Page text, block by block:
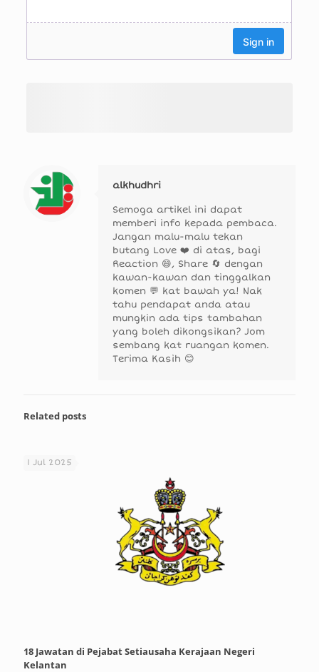
alkhudhri
Semoga artikel ini dapat
memberi info kepada pembaca.
Jangan malu-malu tekan
butang Love ❤️ di atas, bagi
Reaction 😄, Share 🔄 dengan
kawan-kawan dan tinggalkan
komen 💬 kat bawah ya! Nak
tahu pendapat anda atau
mungkin ada tips tambahan
yang boleh dikongsikan? Jom
sembang kat ruangan komen.
Terima Kasih 😊
Related posts
1 Jul 2025
18 Jawatan di Pejabat Setiausaha Kerajaan Negeri
Kelantan